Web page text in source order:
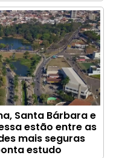
Santa Bárbara e
estão entre as
mais seguras
estudo